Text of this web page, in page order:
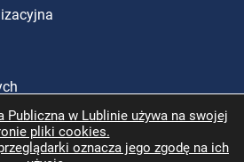
(SOM)
Publiczna w Lublinie używa na swojej
pliki cookies.
oznacza jego zgodę na ich